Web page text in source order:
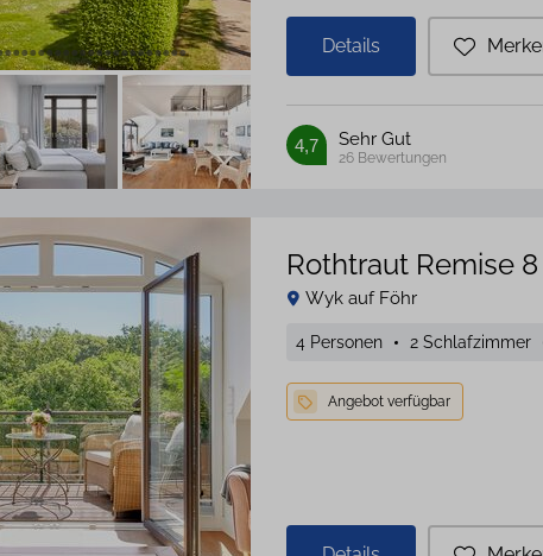
Details
26 Bewertungen
4,7 Sehr Gut
Rothtraut Remise 8
Wyk auf Föhr
4 Personen 2 Schlafzimmer